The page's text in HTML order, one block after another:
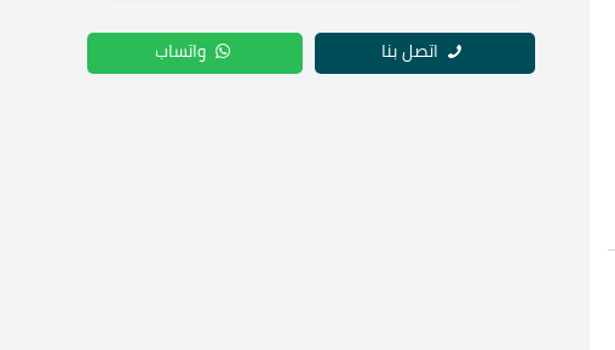
اتصل بنا واتساب